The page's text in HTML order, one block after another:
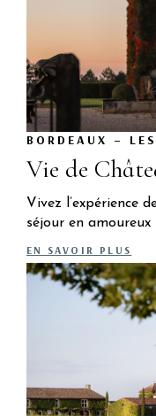
BORDEAUX –
Vie de
Vivez l’expérience
séjour en amoureux
EN SAVOIR PLUS